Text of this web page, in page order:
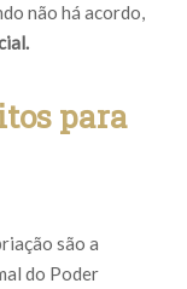
não há acordo,
para
são a
do Poder